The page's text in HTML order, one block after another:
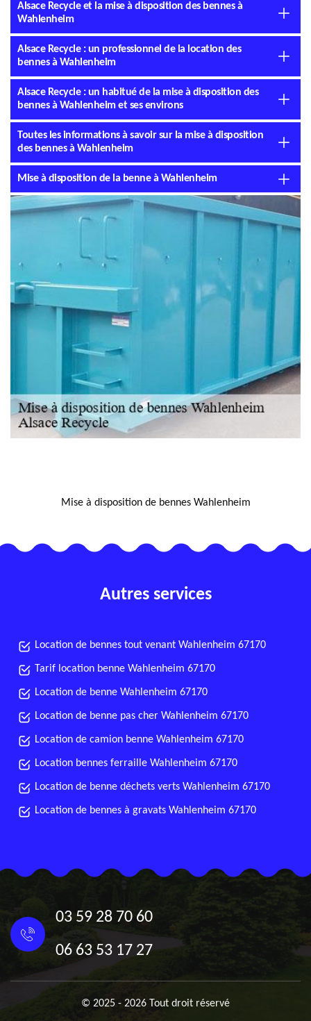
Alsace Recycle et la mise à disposition des bennes à
Wahlenheim
Alsace Recycle : un professionnel de la location des
bennes à Wahlenheim
Alsace Recycle : un habitué de la mise à disposition des
bennes à Wahlenheim et ses environs
Toutes les informations à savoir sur la mise à disposition
des bennes à Wahlenheim
Mise à disposition de la benne à Wahlenheim
Mise à disposition de bennes Wahlenheim
Autres services
Location de bennes tout venant Wahlenheim 67170
Tarif location benne Wahlenheim 67170
Location de benne Wahlenheim 67170
Location de benne pas cher Wahlenheim 67170
Location de camion benne Wahlenheim 67170
Location bennes ferraille Wahlenheim 67170
Location de benne déchets verts Wahlenheim 67170
Location de bennes à gravats Wahlenheim 67170
03 59 28 70 60
06 63 53 17 27
© 2025 - 2026 Tout droit réservé